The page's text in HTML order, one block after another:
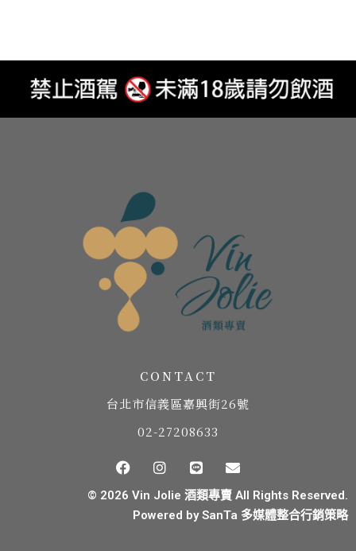
CONTACT
台北市信義區嘉興街26號
02-27208633
© 2026 Vin Jolie 酒類專賣 All Rights Reserved.
Powered bySanTa 多媒體整合行銷策略